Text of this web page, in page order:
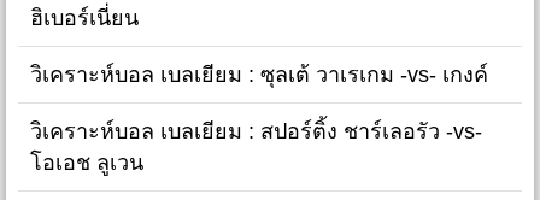
ฮิเบอร์เนี่ยน
วิเคราะห์บอล เบลเยียม : ซุลเต้ วาเรเกม -vs- เกงค์
วิเคราะห์บอล เบลเยียม : สปอร์ติ้ง ชาร์เลอรัว -vs-
โอเอช ลูเวน